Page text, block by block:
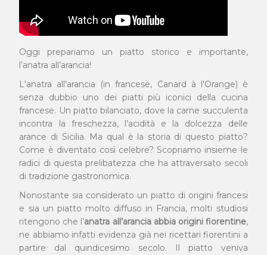
Oggi prepariamo un piatto storico e importante,
l’anatra all’arancia!
L'anatra all'arancia (in francese, Canard à l'Orange) è
senza dubbio uno dei piatti più iconici della cucina
francese. Un piatto bilanciato, dove la carne succulenta
incontra la freschezza, l’acidità e la dolcezza delle
arance di Sicilia. Ma qual è la storia di questo piatto?
Come è diventato così celebre? Scopriamo insieme le
radici di questa prelibatezza che ha attraversato secoli
di tradizione gastronomica.
Nonostante sia considerato un piatto di origini francesi
e sia un piatto molto diffuso in Francia, molti studiosi
ritengono che l’anatra all’arancia abbia origini fiorentine,
ne abbiamo infatti evidenza già nei ricettari fiorentini a
partire dal quindicesimo secolo. Il piatto veniva